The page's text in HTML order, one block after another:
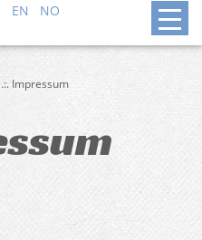
EN NO
.:. Impressum